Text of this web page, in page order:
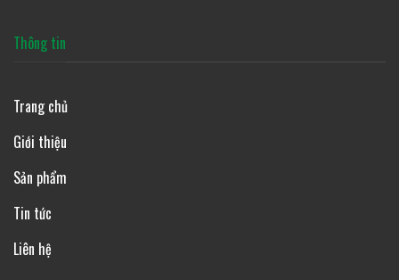
Thông tin
Trang chủ
Giới thiệu
Sản phẩm
Tin tức
Liên hệ